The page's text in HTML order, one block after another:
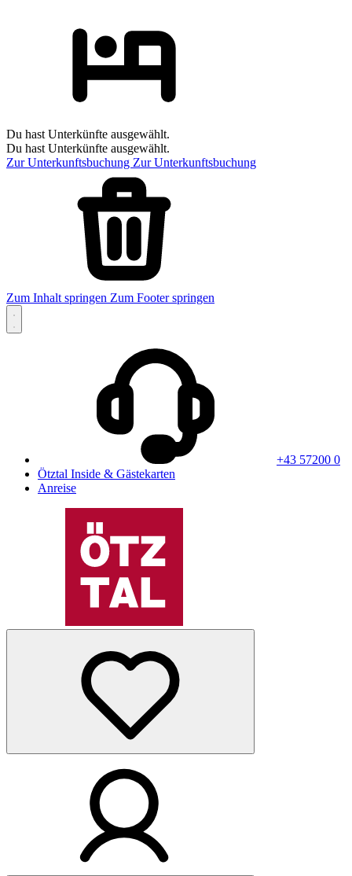
Du hast Unterkünfte ausgewählt.
Du hast Unterkünfte ausgewählt.
Zur Unterkunftsbuchung Zur Unterkunftsbuchung
Zum Inhalt springen Zum Footer springen
+43 57200 0
Ötztal Inside & Gästekarten
Anreise